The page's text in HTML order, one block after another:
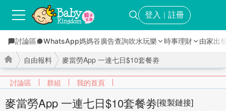
登入 ｜ 註冊
討論區 WhatsApp媽媽谷廣告查詢吹水玩樂 時事理財 由家出
討論區 群組 我的首頁
自由報料 麥當勞App 一連七日$10套餐劵
麥當勞App 一連七日$10套餐劵[複製鏈接]